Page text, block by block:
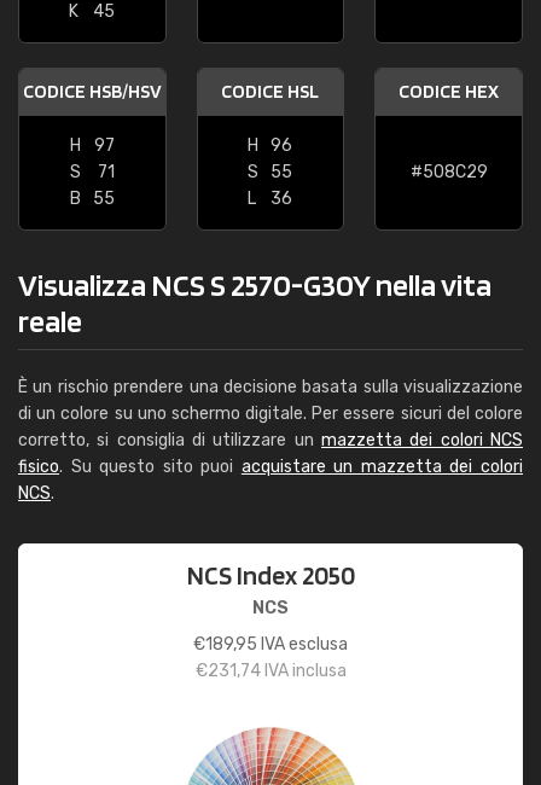
K
45
CODICE HSB/HSV
H
97
S
71
B
55
CODICE HSL
H
96
S
55
L
36
CODICE HEX
#508C29
Visualizza NCS S 2570-G30Y nella vita
reale
È un rischio prendere una decisione basata sulla visualizzazione
di un colore su uno schermo digitale. Per essere sicuri del colore
corretto, si consiglia di utilizzare un mazzetta dei colori NCS
fisico. Su questo sito puoi acquistare un mazzetta dei colori
NCS.
NCS Index 2050
NCS
€189,95 IVA esclusa
€231,74IVA inclusa